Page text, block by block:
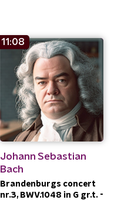
11:08
Johann Sebastian
Bach
Brandenburgs concert
nr.3, BWV.1048 in G gr.t. -